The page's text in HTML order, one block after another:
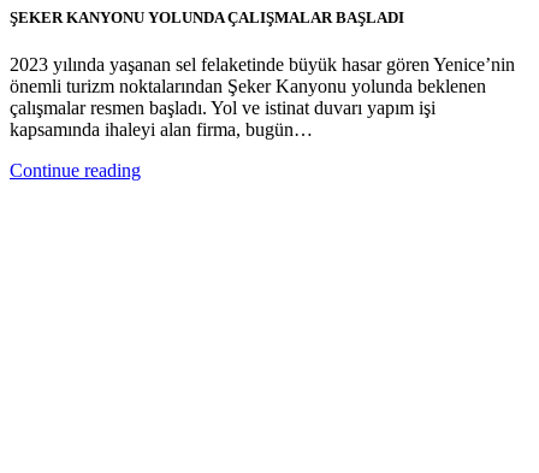
ŞEKER KANYONU YOLUNDA ÇALIŞMALAR BAŞLADI
2023 yılında yaşanan sel felaketinde büyük hasar gören Yenice’nin
önemli turizm noktalarından Şeker Kanyonu yolunda beklenen
çalışmalar resmen başladı. Yol ve istinat duvarı yapım işi
kapsamında ihaleyi alan firma, bugün…
Continue reading